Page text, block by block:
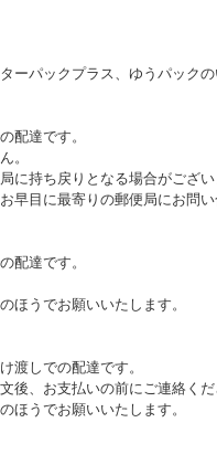
ーパックプラス、ゆうパックの
配達です。
。
に持ち戻りとなる場合がござ
早目に最寄りの郵便局にお問い
配達です。
ほうでお願いいたします。
渡しでの配達です。
後、お支払いの前にご連絡く
ほうでお願いいたします。